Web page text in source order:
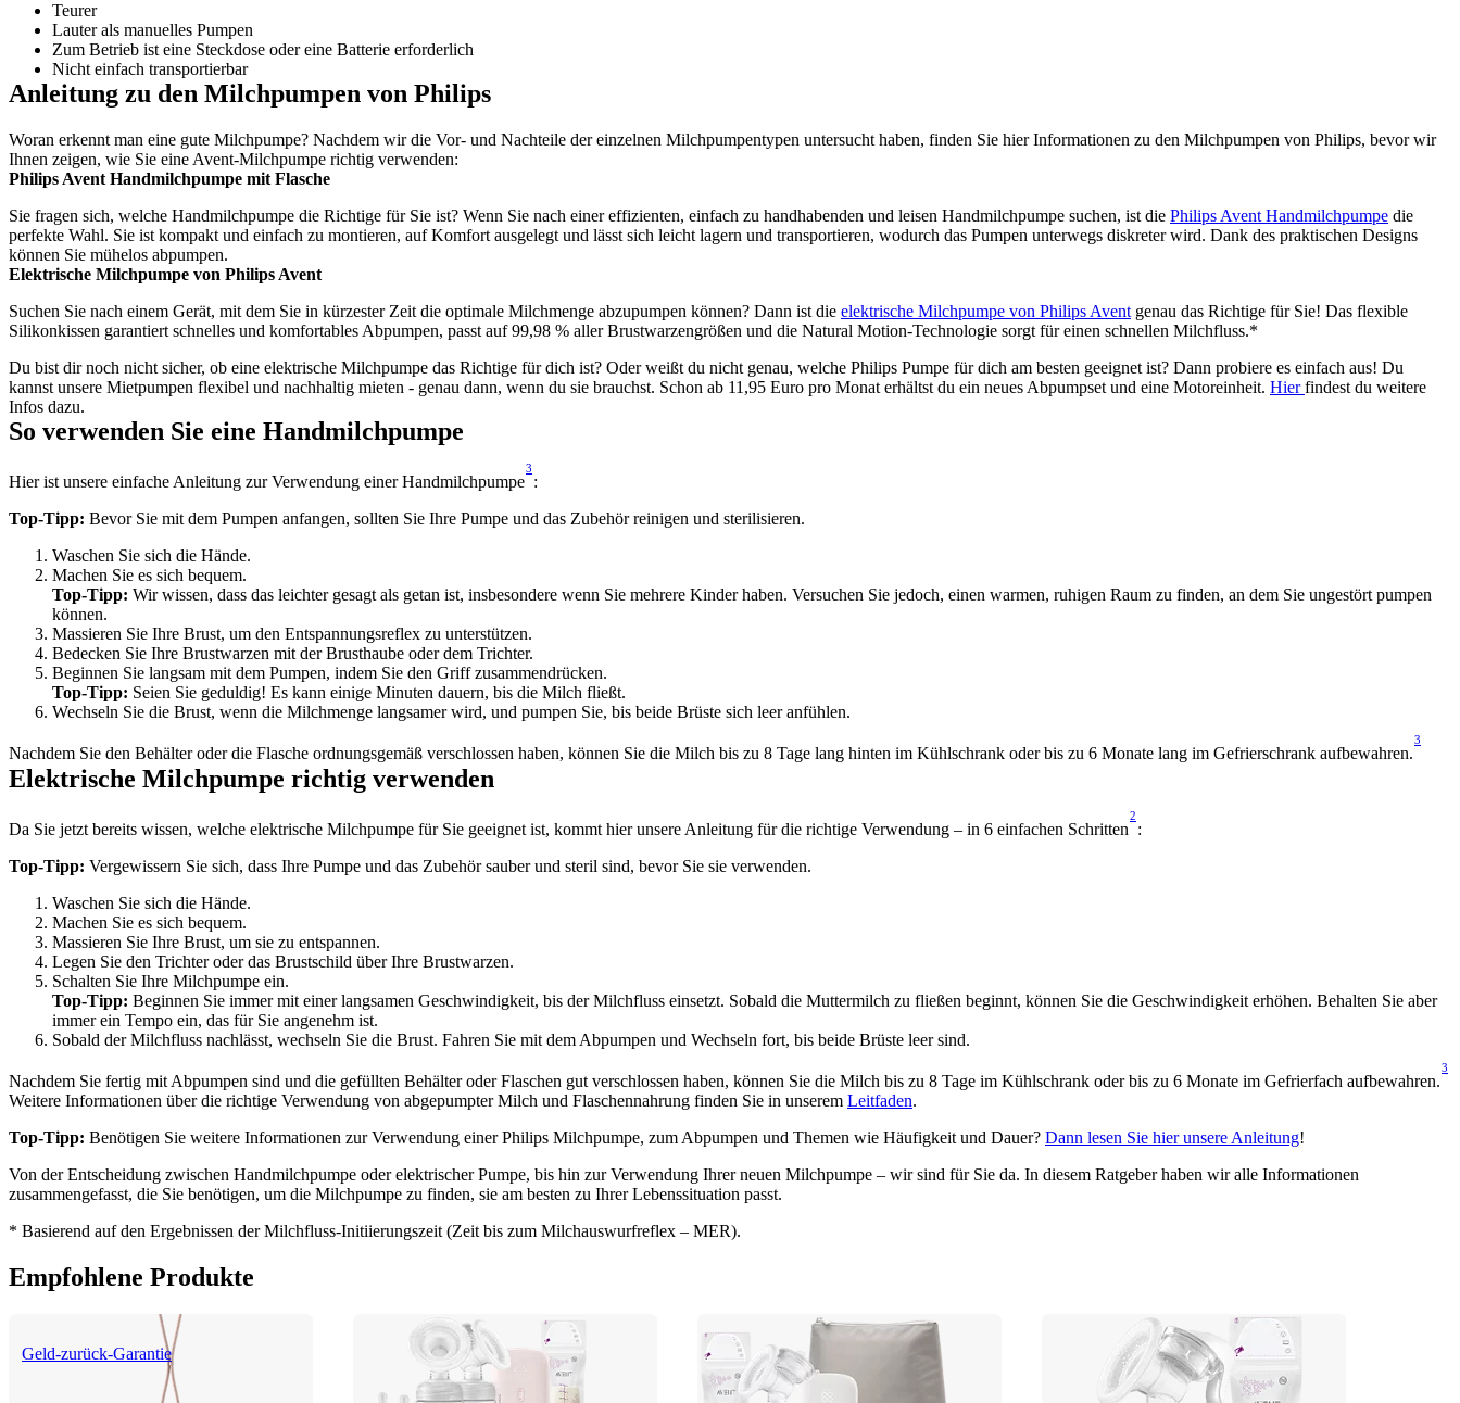
Teurer
Lauter als manuelles Pumpen
Zum Betrieb ist eine Steckdose oder eine Batterie erforderlich
Nicht einfach transportierbar
Anleitung zu den Milchpumpen von Philips
Woran erkennt man eine gute Milchpumpe? Nachdem wir die Vor- und Nachteile der einzelnen Milchpumpentypen untersucht haben, finden Sie hier Informationen zu den Milchpumpen von Philips, bevor wir
Ihnen zeigen, wie Sie eine Avent-Milchpumpe richtig verwenden:
Philips Avent Handmilchpumpe mit Flasche
Sie fragen sich, welche Handmilchpumpe die Richtige für Sie ist? Wenn Sie nach einer effizienten, einfach zu handhabenden und leisen Handmilchpumpe suchen, ist die Philips Avent Handmilchpumpe die
perfekte Wahl. Sie ist kompakt und einfach zu montieren, auf Komfort ausgelegt und lässt sich leicht lagern und transportieren, wodurch das Pumpen unterwegs diskreter wird. Dank des praktischen Designs
können Sie mühelos abpumpen.
Elektrische Milchpumpe von Philips Avent
Suchen Sie nach einem Gerät, mit dem Sie in kürzester Zeit die optimale Milchmenge abzupumpen können? Dann ist die elektrische Milchpumpe von Philips Avent genau das Richtige für Sie! Das flexible
Silikonkissen garantiert schnelles und komfortables Abpumpen, passt auf 99,98 % aller Brustwarzengrößen und die Natural Motion-Technologie sorgt für einen schnellen Milchfluss.*
Du bist dir noch nicht sicher, ob eine elektrische Milchpumpe das Richtige für dich ist? Oder weißt du nicht genau, welche Philips Pumpe für dich am besten geeignet ist? Dann probiere es einfach aus! Du
kannst unsere Mietpumpen flexibel und nachhaltig mieten - genau dann, wenn du sie brauchst. Schon ab 11,95 Euro pro Monat erhältst du ein neues Abpumpset und eine Motoreinheit. Hier findest du weitere
Infos dazu.
So verwenden Sie eine Handmilchpumpe
Hier ist unsere einfache Anleitung zur Verwendung einer Handmilchpumpe
3
:
Top-Tipp: Bevor Sie mit dem Pumpen anfangen, sollten Sie Ihre Pumpe und das Zubehör reinigen und sterilisieren.
Waschen Sie sich die Hände.
Machen Sie es sich bequem.
Top-Tipp: Wir wissen, dass das leichter gesagt als getan ist, insbesondere wenn Sie mehrere Kinder haben. Versuchen Sie jedoch, einen warmen, ruhigen Raum zu finden, an dem Sie ungestört pumpen
können.
Massieren Sie Ihre Brust, um den Entspannungsreflex zu unterstützen.
Bedecken Sie Ihre Brustwarzen mit der Brusthaube oder dem Trichter.
Beginnen Sie langsam mit dem Pumpen, indem Sie den Griff zusammendrücken.
Top-Tipp: Seien Sie geduldig! Es kann einige Minuten dauern, bis die Milch fließt.
Wechseln Sie die Brust, wenn die Milchmenge langsamer wird, und pumpen Sie, bis beide Brüste sich leer anfühlen.
Nachdem Sie den Behälter oder die Flasche ordnungsgemäß verschlossen haben, können Sie die Milch bis zu 8 Tage lang hinten im Kühlschrank oder bis zu 6 Monate lang im Gefrierschrank aufbewahren.
3
Elektrische Milchpumpe richtig verwenden
Da Sie jetzt bereits wissen, welche elektrische Milchpumpe für Sie geeignet ist, kommt hier unsere Anleitung für die richtige Verwendung – in 6 einfachen Schritten
2
:
Top-Tipp: Vergewissern Sie sich, dass Ihre Pumpe und das Zubehör sauber und steril sind, bevor Sie sie verwenden.
Waschen Sie sich die Hände.
Machen Sie es sich bequem.
Massieren Sie Ihre Brust, um sie zu entspannen.
Legen Sie den Trichter oder das Brustschild über Ihre Brustwarzen.
Schalten Sie Ihre Milchpumpe ein.
Top-Tipp: Beginnen Sie immer mit einer langsamen Geschwindigkeit, bis der Milchfluss einsetzt. Sobald die Muttermilch zu fließen beginnt, können Sie die Geschwindigkeit erhöhen. Behalten Sie aber
immer ein Tempo ein, das für Sie angenehm ist.
Sobald der Milchfluss nachlässt, wechseln Sie die Brust. Fahren Sie mit dem Abpumpen und Wechseln fort, bis beide Brüste leer sind.
Nachdem Sie fertig mit Abpumpen sind und die gefüllten Behälter oder Flaschen gut verschlossen haben, können Sie die Milch bis zu 8 Tage im Kühlschrank oder bis zu 6 Monate im Gefrierfach aufbewahren.
3
Weitere Informationen über die richtige Verwendung von abgepumpter Milch und Flaschennahrung finden Sie in unserem Leitfaden.
Top-Tipp: Benötigen Sie weitere Informationen zur Verwendung einer Philips Milchpumpe, zum Abpumpen und Themen wie Häufigkeit und Dauer? Dann lesen Sie hier unsere Anleitung!
Von der Entscheidung zwischen Handmilchpumpe oder elektrischer Pumpe, bis hin zur Verwendung Ihrer neuen Milchpumpe – wir sind für Sie da. In diesem Ratgeber haben wir alle Informationen
zusammengefasst, die Sie benötigen, um die Milchpumpe zu finden, sie am besten zu Ihrer Lebenssituation passt.
* Basierend auf den Ergebnissen der Milchfluss-Initiierungszeit (Zeit bis zum Milchauswurfreflex – MER).
Empfohlene Produkte
Geld-zurück-Garantie